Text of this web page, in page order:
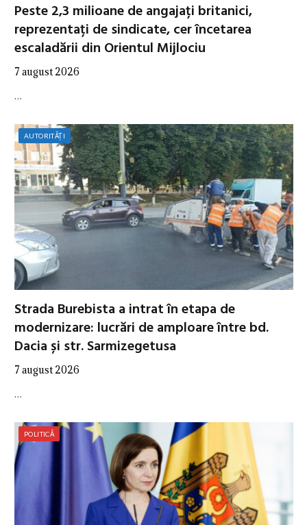
Peste 2,3 milioane de angajați britanici,
reprezentați de sindicate, cer încetarea
escaladării din Orientul Mijlociu
7 august 2026
…
AUTORITĂȚI
Strada Burebista a intrat în etapa de
modernizare: lucrări de amploare între bd.
Dacia și str. Sarmizegetusa
7 august 2026
…
POLITICĂ